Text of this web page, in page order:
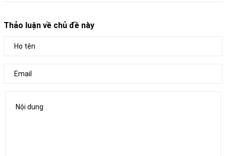
Thảo luận về chủ đề này